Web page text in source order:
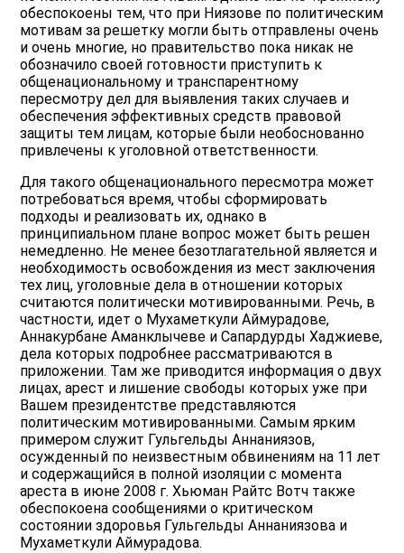
обеспокоены тем, что при Ниязове по политическим
мотивам за решетку могли быть отправлены очень
и очень многие, но правительство пока никак не
обозначило своей готовности приступить к
общенациональному и транспарентному
пересмотру дел для выявления таких случаев и
обеспечения эффективных средств правовой
защиты тем лицам, которые были необоснованно
привлечены к уголовной ответственности.
Для такого общенационального пересмотра может
потребоваться время, чтобы сформировать
подходы и реализовать их, однако в
принципиальном плане вопрос может быть решен
немедленно. Не менее безотлагательной является и
необходимость освобождения из мест заключения
тех лиц, уголовные дела в отношении которых
считаются политически мотивированными. Речь, в
частности, идет о Мухаметкули Аймурадове,
Аннакурбане Аманклычеве и Сапардурды Хаджиеве,
дела которых подробнее рассматриваются в
приложении. Там же приводится информация о двух
лицах, арест и лишение свободы которых уже при
Вашем президентстве представляются
политическим мотивированными. Самым ярким
примером служит Гульгельды Аннаниязов,
осужденный по неизвестным обвинениям на 11 лет
и содержащийся в полной изоляции с момента
ареста в июне 2008 г. Хьюман Райтс Вотч также
обеспокоена сообщениями о критическом
состоянии здоровья Гульгельды Аннаниязова и
Мухаметкули Аймурадова.